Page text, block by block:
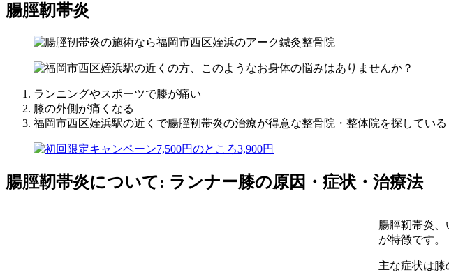
腸脛靭帯炎
ランニングやスポーツで膝が痛い
膝の外側が痛くなる
福岡市西区姪浜駅の近くで腸脛靭帯炎の治療が得意な整骨院・整体院を探している
腸脛靭帯炎について: ランナー膝の原因・症状・治療法
腸脛靭帯炎
が特徴です。
主な症状は膝